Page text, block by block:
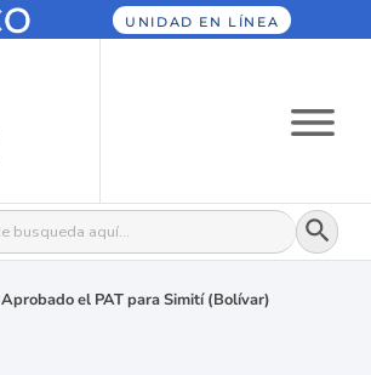
UNIDAD EN LÍNEA
Botón
Aprobado el PAT para Simití (Bolívar)